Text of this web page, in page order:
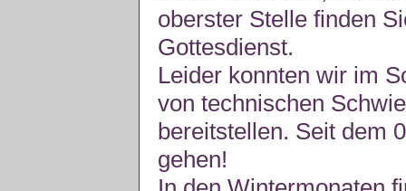
oberster Stelle finden
Gottesdienst.
Leider konnten wir im
von technischen
bereitstellen. Seit dem
gehen!